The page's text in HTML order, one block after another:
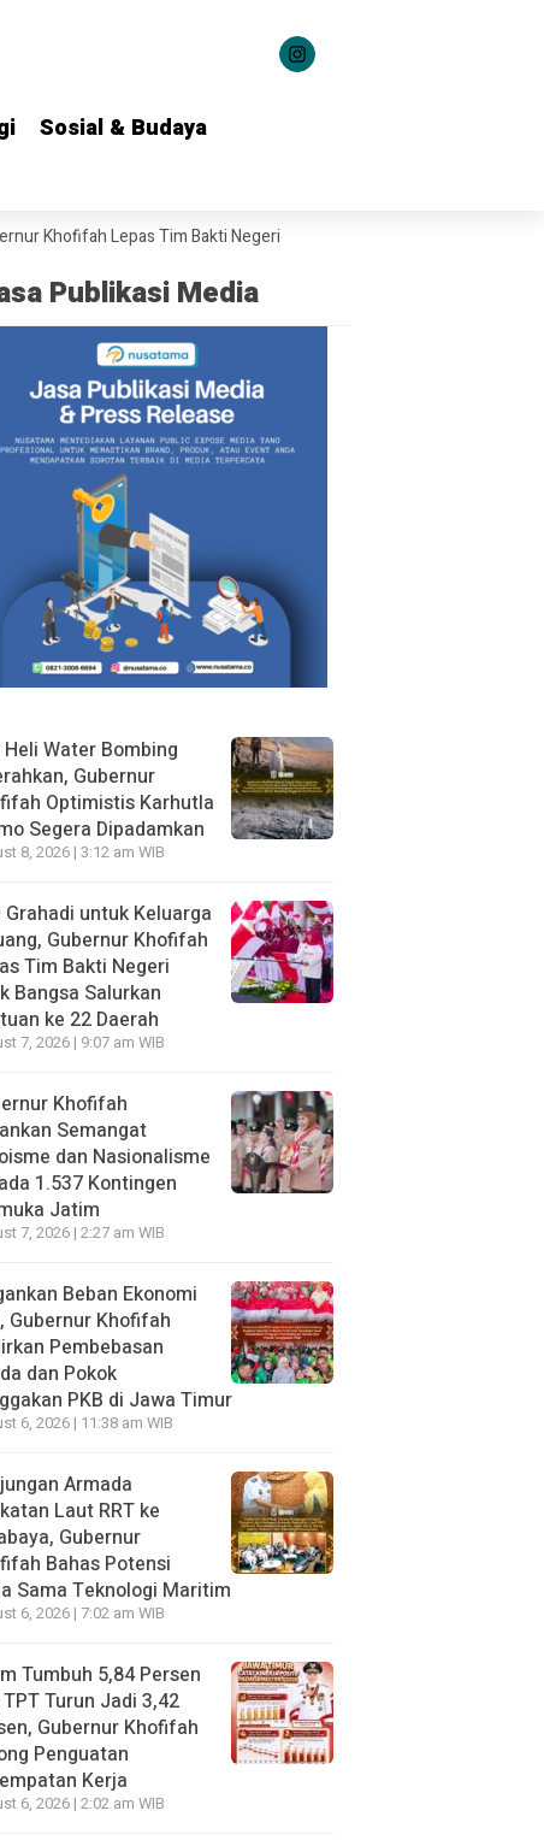
Sosial & Budaya
Sosial & Budaya
Lepas Tim Bakti Negeri Anak Bangsa Salurkan Bantuan ke 22 Daerah
Publikasi Media
Heli Water Bombing
Gubernur
Optimistis Karhutla
Segera Dipadamkan
8, 2026 | 3:12 am WIB
Grahadi untuk Keluarga
Gubernur Khofifah
Tim Bakti Negeri
Bangsa Salurkan
ke 22 Daerah
7, 2026 | 9:07 am WIB
Khofifah
Semangat
dan Nasionalisme
1.537 Kontingen
Jatim
7, 2026 | 2:27 am WIB
Beban Ekonomi
Gubernur Khofifah
Pembebasan
dan Pokok
PKB di Jawa Timur
6, 2026 | 11:38 am WIB
Armada
Laut RRT ke
Gubernur
Bahas Potensi
Sama Teknologi Maritim
6, 2026 | 7:02 am WIB
Tumbuh 5,84 Persen
Turun Jadi 3,42
Gubernur Khofifah
Penguatan
Kerja
6, 2026 | 2:02 am WIB